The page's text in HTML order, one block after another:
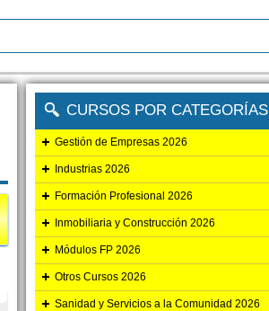
CURSOS POR CATEGORÍAS
Gestión de Empresas 2026
Industrias 2026
Formación Profesional 2026
Inmobiliaria y Construcción 2026
Módulos FP 2026
Otros Cursos 2026
Sanidad y Servicios a la Comunidad 2026